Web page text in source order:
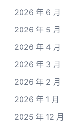
2026 年 6 月
2026 年 5 月
2026 年 4 月
2026 年 3 月
2026 年 2 月
2026 年 1 月
2025 年 12 月